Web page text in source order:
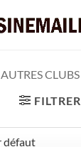
AUTRES CLUBS
FILTRER